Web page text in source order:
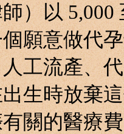
）以 5,000
願意做代
工流產、
生時放棄
關的醫療